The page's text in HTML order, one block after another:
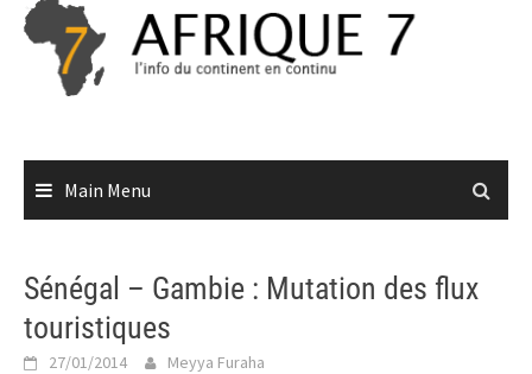
Skip
content
Main Menu
Sénégal – Gambie : Mutation des flux
touristiques
27/01/2014 Meyya Furaha